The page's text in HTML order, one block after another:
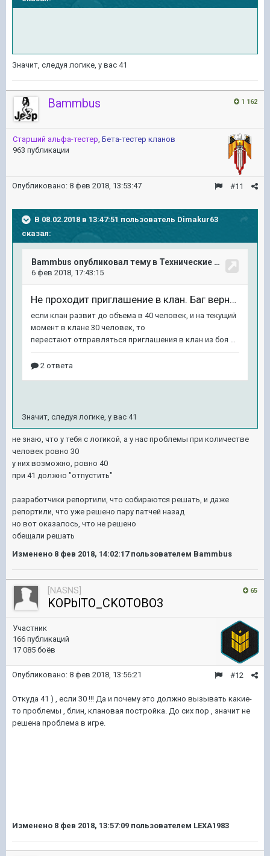
Значит, следуя логике, у вас 41
1 162
Bammbus
Старший альфа-тестер, Бета-тестер кланов
963 публикации
#11
Опубликовано: 8 фев 2018, 13:53:47
В 08.02.2018 в 13:47:51 пользователь Dimakur63
сказал:
Значит, следуя логике, у вас 41
не знаю, что у тебя с логикой, а у нас проблемы при количестве
человек ровно 30
у них возможно, ровно 40
при 41 должно "отпустить"
разработчики репортили, что собираются решать, и даже
репортили, что уже решено пару патчей назад
но вот оказалось, что не решено
обещали решать
Изменено 8 фев 2018, 14:02:17пользователем Bammbus
65
[NASNS]
KOPblTO_CKOTOBO3
Участник
166 публикаций
17 085 боёв
#12
Опубликовано: 8 фев 2018, 13:56:21
Откуда 41 ) , если 30 !!! Да и почему это должно вызывать какие-
то проблемы , блин, клановая постройка. До сих пор , значит не
решена проблема в игре.
Изменено 8 фев 2018, 13:57:09 пользователем LEXA1983